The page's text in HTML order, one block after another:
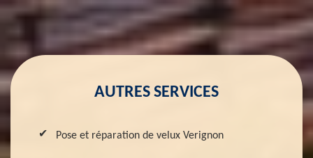
AUTRES SERVICES
Pose et réparation de velux Verignon